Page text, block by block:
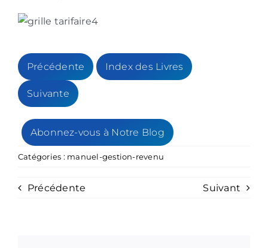
Précédente Index des Livres
Suivante
Abonnez-vous à Notre Blog
Catégories : manuel-gestion-revenu
Précédente Suivant